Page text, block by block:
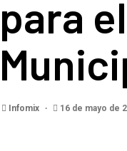
para
Infomix 16 de mayo de